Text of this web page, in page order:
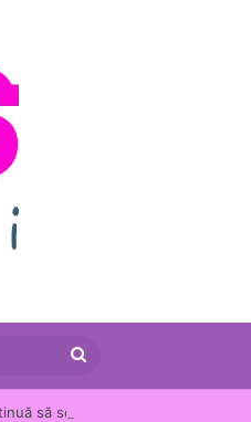
Caută
pe
să scadă